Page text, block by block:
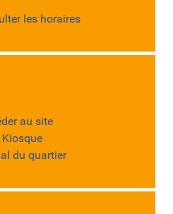
les horaires
au site
Kiosque
du quartier